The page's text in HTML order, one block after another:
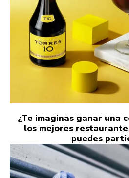
¿Te imaginas ganar una
los mejores
puedes